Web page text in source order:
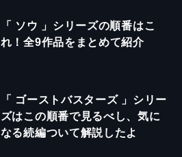
「 ソウ 」シリーズの順番はこ
れ！全9作品をまとめて紹介
「 ゴーストバスターズ 」シリー
ズはこの順番で見るべし、気に
なる続編ついて解説したよ